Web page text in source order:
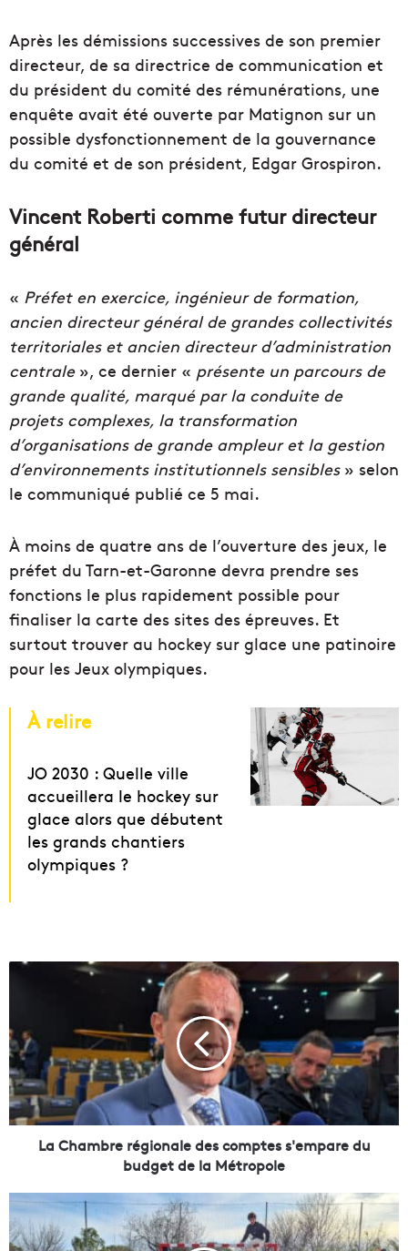
Après les démissions successives de son premier
directeur, de sa directrice de communication et
du président du comité des rémunérations, une
enquête avait été ouverte par Matignon sur un
possible dysfonctionnement de la gouvernance
du comité et de son président, Edgar Grospiron.
Vincent Roberti comme futur directeur
général
« Préfet en exercice, ingénieur de formation,
ancien directeur général de grandes collectivités
territoriales et ancien directeur d’administration
centrale », ce dernier « présente un parcours de
grande qualité, marqué par la conduite de
projets complexes, la transformation
d’organisations de grande ampleur et la gestion
d’environnements institutionnels sensibles » selon
le communiqué publié ce 5 mai.
À moins de quatre ans de l’ouverture des jeux, le
préfet du Tarn-et-Garonne devra prendre ses
fonctions le plus rapidement possible pour
finaliser la carte des sites des épreuves. Et
surtout trouver au hockey sur glace une patinoire
pour les Jeux olympiques.
À relire
JO 2030 : Quelle ville
accueillera le hockey sur
glace alors que débutent
les grands chantiers
olympiques ?
L
h
a
m
b
r
e
i
o
n
La Chambre régionale des comptes s'empare du
budget de la Métropole
À
S
a